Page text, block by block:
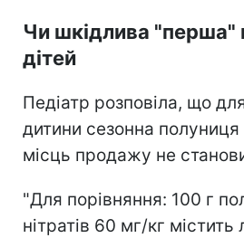
Чи шкідлива "перша"
дітей
Педіатр розповіла, що
дитини сезонна полуниця
місць продажу не
"Для порівняння: 100 г
нітратів 60 мг/кг